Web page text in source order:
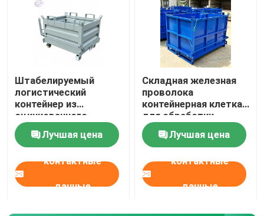
Штабелируемый
логистический
контейнер из
оцинкованного
железа с крышкой
Лучшая цена
контактные
данные
Складная железная
проволока
контейнерная клетка
для обработки
материалов
Лучшая цена
контактные
данные